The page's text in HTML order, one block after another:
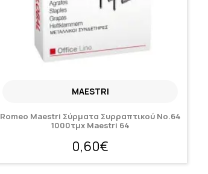
MAESTRI
Romeo Maestri Σύρματα Συρραπτικού No.64
1000τμχ Maestri 64
0,60€